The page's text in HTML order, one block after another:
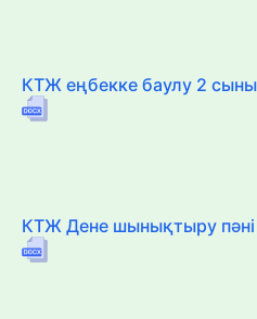
КТЖ еңбекке баулу 2
КТЖ Дене шынықтыру пәні